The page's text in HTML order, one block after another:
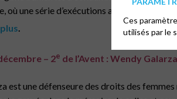
où une série d’exécutions a transformé
.
– 2e de l’Avent : Wendy Galarza
est une défenseure des droits des
Ces
utilisés par le